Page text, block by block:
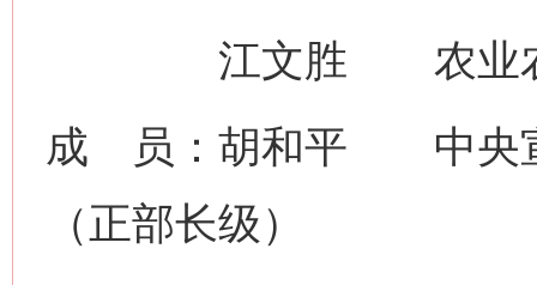
江文胜 农业农
成 员：胡和平 中央宣
（正部长级）